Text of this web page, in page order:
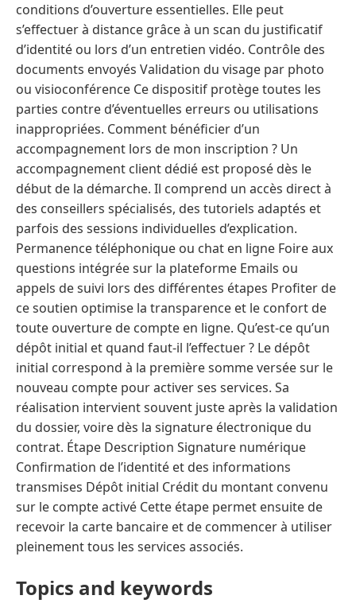
conditions d’ouverture essentielles. Elle peut
s’effectuer à distance grâce à un scan du justificatif
d’identité ou lors d’un entretien vidéo. Contrôle des
documents envoyés Validation du visage par photo
ou visioconférence Ce dispositif protège toutes les
parties contre d’éventuelles erreurs ou utilisations
inappropriées. Comment bénéficier d’un
accompagnement lors de mon inscription ? Un
accompagnement client dédié est proposé dès le
début de la démarche. Il comprend un accès direct à
des conseillers spécialisés, des tutoriels adaptés et
parfois des sessions individuelles d’explication.
Permanence téléphonique ou chat en ligne Foire aux
questions intégrée sur la plateforme Emails ou
appels de suivi lors des différentes étapes Profiter de
ce soutien optimise la transparence et le confort de
toute ouverture de compte en ligne. Qu’est-ce qu’un
dépôt initial et quand faut-il l’effectuer ? Le dépôt
initial correspond à la première somme versée sur le
nouveau compte pour activer ses services. Sa
réalisation intervient souvent juste après la validation
du dossier, voire dès la signature électronique du
contrat. Étape Description Signature numérique
Confirmation de l’identité et des informations
transmises Dépôt initial Crédit du montant convenu
sur le compte activé Cette étape permet ensuite de
recevoir la carte bancaire et de commencer à utiliser
pleinement tous les services associés.
Topics and keywords